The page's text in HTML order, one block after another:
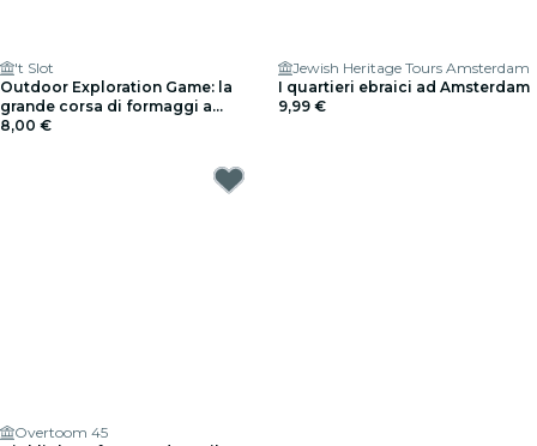
't Slot
Outdoor Exploration Game: la
grande corsa di formaggi a
Gouda
8,00 €
Jewish Heritage Tours Amsterdam
I quartieri ebraici ad Amsterdam
9,99 €
Overtoom 45